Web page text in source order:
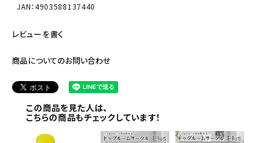
JAN：4903588137440
レビューを書く
商品についてのお問い合わせ
この商品を見た人は、
こちらの商品もチェックしています！